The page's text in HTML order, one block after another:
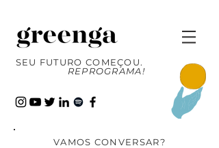
SEU FUTURO COMEÇOU.
REPROGRAMA!
VAMOS CONVERSAR?